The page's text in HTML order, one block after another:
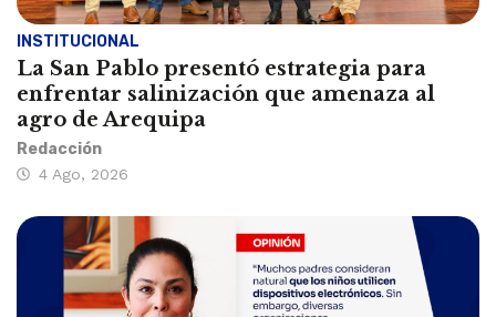
INSTITUCIONAL
La San Pablo presentó estrategia para
enfrentar salinización que amenaza al
agro de Arequipa
Redacción
4 Ago, 2026